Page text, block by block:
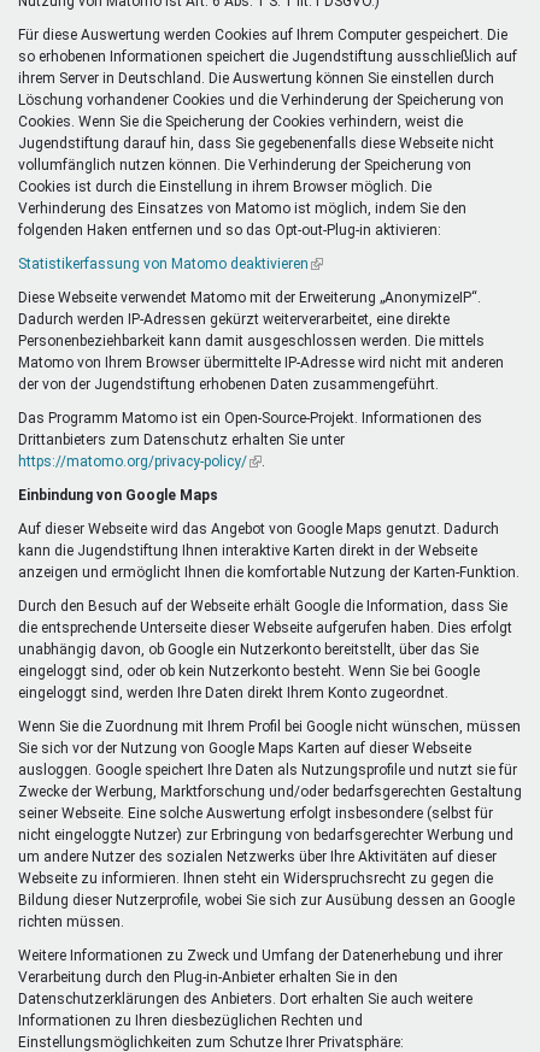
Für diese Auswertung werden Cookies auf Ihrem Computer gespeichert. Die
so erhobenen Informationen speichert die Jugendstiftung ausschließlich auf
ihrem Server in Deutschland. Die Auswertung können Sie einstellen durch
Löschung vorhandener Cookies und die Verhinderung der Speicherung von
Cookies. Wenn Sie die Speicherung der Cookies verhindern, weist die
Jugendstiftung darauf hin, dass Sie gegebenenfalls diese Webseite nicht
vollumfänglich nutzen können. Die Verhinderung der Speicherung von
Cookies ist durch die Einstellung in ihrem Browser möglich. Die
Verhinderung des Einsatzes von Matomo ist möglich, indem Sie den
folgenden Haken entfernen und so das Opt-out-Plug-in aktivieren:
Statistikerfassung von Matomo deaktivieren (Link
extern)
Diese Webseite verwendet Matomo mit der Erweiterung „AnonymizeIP“.
Dadurch werden IP-Adressen gekürzt weiterverarbeitet, eine direkte
Personenbeziehbarkeit kann damit ausgeschlossen werden. Die mittels
Matomo von Ihrem Browser übermittelte IP-Adresse wird nicht mit anderen
der von der Jugendstiftung erhobenen Daten zusammengeführt.
Das Programm Matomo ist ein Open-Source-Projekt. Informationen des
Drittanbieters zum Datenschutz erhalten Sie unter
https://matomo.org/privacy-policy/(Link
Einbindung von Google Maps
Auf dieser Webseite wird das Angebot von Google Maps genutzt. Dadurch
kann die Jugendstiftung Ihnen interaktive Karten direkt in der Webseite
anzeigen und ermöglicht Ihnen die komfortable Nutzung der Karten-Funktion.
Durch den Besuch auf der Webseite erhält Google die Information, dass Sie
die entsprechende Unterseite dieser Webseite aufgerufen haben. Dies erfolgt
unabhängig davon, ob Google ein Nutzerkonto bereitstellt, über das Sie
eingeloggt sind, oder ob kein Nutzerkonto besteht. Wenn Sie bei Google
eingeloggt sind, werden Ihre Daten direkt Ihrem Konto zugeordnet.
Wenn Sie die Zuordnung mit Ihrem Profil bei Google nicht wünschen, müssen
Sie sich vor der Nutzung von Google Maps Karten auf dieser Webseite
ausloggen. Google speichert Ihre Daten als Nutzungsprofile und nutzt sie für
Zwecke der Werbung, Marktforschung und/oder bedarfsgerechten Gestaltung
seiner Webseite. Eine solche Auswertung erfolgt insbesondere (selbst für
nicht eingeloggte Nutzer) zur Erbringung von bedarfsgerechter Werbung und
um andere Nutzer des sozialen Netzwerks über Ihre Aktivitäten auf dieser
Webseite zu informieren. Ihnen steht ein Widerspruchsrecht zu gegen die
Bildung dieser Nutzerprofile, wobei Sie sich zur Ausübung dessen an Google
richten müssen.
Weitere Informationen zu Zweck und Umfang der Datenerhebung und ihrer
Verarbeitung durch den Plug-in-Anbieter erhalten Sie in den
Datenschutzerklärungen des Anbieters. Dort erhalten Sie auch weitere
Informationen zu Ihren diesbezüglichen Rechten und
Einstellungsmöglichkeiten zum Schutze Ihrer Privatsphäre: